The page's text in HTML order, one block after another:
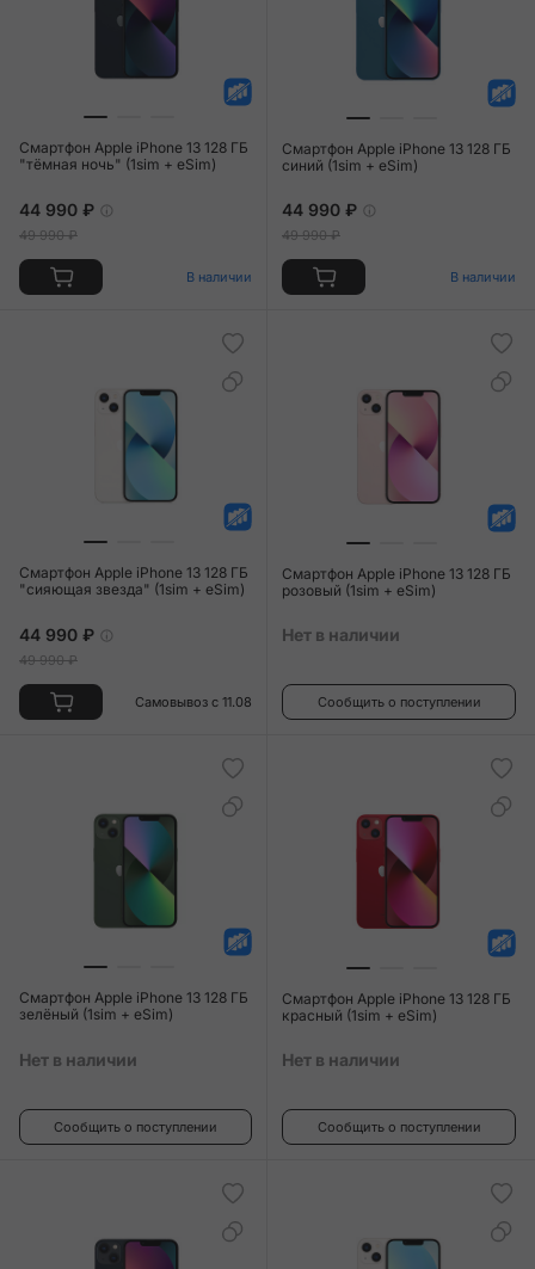
Смартфон Apple iPhone 13 128 ГБ
"тёмная ночь" (1sim + eSim)
44 990 ₽
49 990 ₽
В наличии
Смартфон Apple iPhone 13 128 ГБ
синий (1sim + eSim)
44 990 ₽
49 990 ₽
В наличии
Смартфон Apple iPhone 13 128 ГБ
"сияющая звезда" (1sim + eSim)
44 990 ₽
49 990 ₽
Самовывоз с 11.08
Смартфон Apple iPhone 13 128 ГБ
розовый (1sim + eSim)
Нет в наличии
Сообщить о поступлении
Смартфон Apple iPhone 13 128 ГБ
зелёный (1sim + eSim)
Нет в наличии
Сообщить о поступлении
Смартфон Apple iPhone 13 128 ГБ
красный (1sim + eSim)
Нет в наличии
Сообщить о поступлении